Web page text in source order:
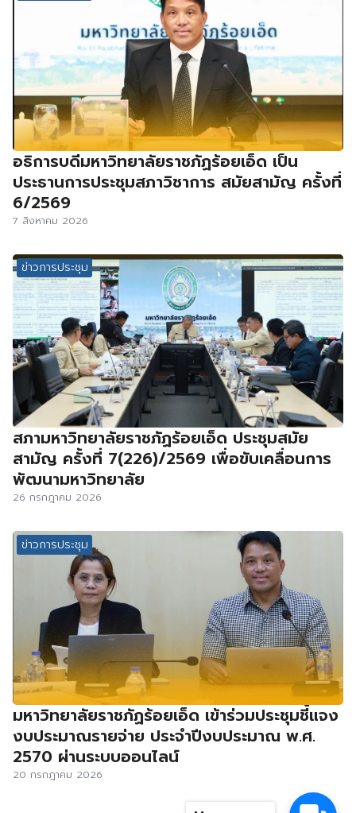
อธิการบดีมหาวิทยาลัยราชภัฏร้อยเอ็ด เป็น
ประธานการประชุมสภาวิชาการ สมัยสามัญ ครั้งที่
6/2569
7 สิงหาคม 2026
ข่าวการประชุม
สภามหาวิทยาลัยราชภัฏร้อยเอ็ด ประชุมสมัย
สามัญ ครั้งที่ 7(226)/2569 เพื่อขับเคลื่อนการ
พัฒนามหาวิทยาลัย
26 กรกฎาคม 2026
ข่าวการประชุม
มหาวิทยาลัยราชภัฏร้อยเอ็ด เข้าร่วมประชุมชี้แจง
งบประมาณรายจ่าย ประจำปีงบประมาณ พ.ศ.
2570 ผ่านระบบออนไลน์
20 กรกฎาคม 2026